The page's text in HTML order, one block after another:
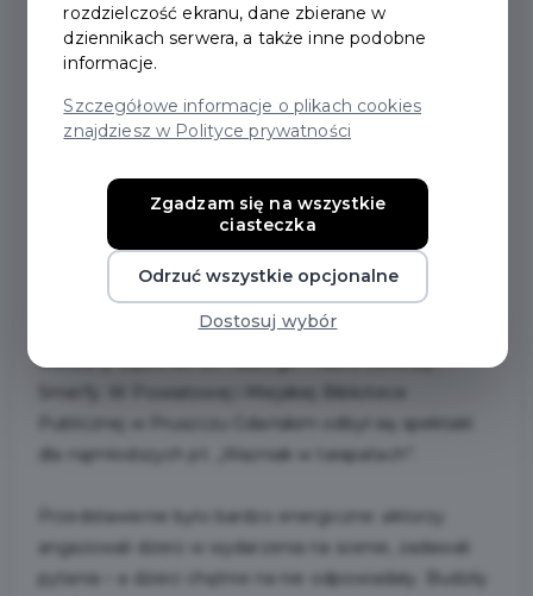
NIEZWYKLI GOŚCIE W
POWIATOWEJ I
MIEJSKIEJ BIBLIOTECE
PUBLICZNEJ W
PRUSZCZU GDAŃSKIM
W miniony wtorek, 8 lipca 2025 roku, za sprawą teatru
Blaszany Bębenek do naszego miasta zawitały…
Publicznej w Pruszczu Gdańskim odbył się spektakl
dla najmłodszych pt. „Ważniak w
tarapatach”.
Przedstawienie było bardzo energiczne: aktorzy
angażowali dzieci w wydarzenia na scenie, zadawali
pytania – a dzieci chętnie na nie odpowiadały. Budziły
rozdzielczość ekranu, dane zbierane w
dziennikach serwera, a także inne podobne
informacje.
Szczegółowe informacje o plikach cookies
znajdziesz w Polityce prywatności
Zgadzam się na wszystkie
ciasteczka
Odrzuć wszystkie opcjonalne
Dostosuj wybór